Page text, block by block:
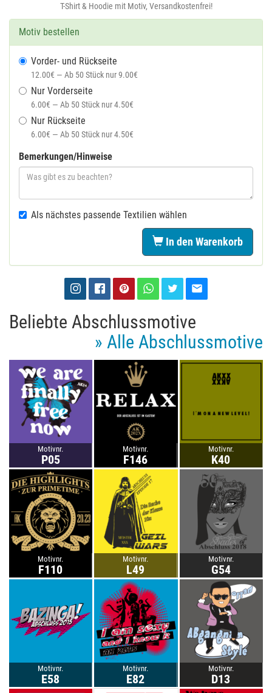
T-Shirt & Hoodie mit Motiv, Versandkostenfrei!
Motiv bestellen
Vorder- und Rückseite
12.00€ — Ab 50 Stück nur 9.00€
Nur Vorderseite
6.00€ — Ab 50 Stück nur 4.50€
Nur Rückseite
6.00€ — Ab 50 Stück nur 4.50€
Bemerkungen/Hinweise
Als nächstes passende Textilien wählen
In den Warenkorb
Beliebte Abschlussmotive
» Alle Abschlussmotive
Motivnr.
P05
Motivnr.
F146
Motivnr.
K40
Motivnr.
F110
Motivnr.
L49
Motivnr.
G54
Motivnr.
E58
Motivnr.
E82
Motivnr.
D13